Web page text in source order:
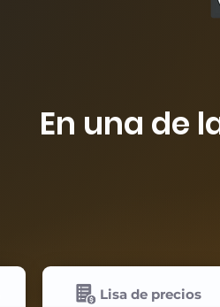
En una de
Lisa de precios